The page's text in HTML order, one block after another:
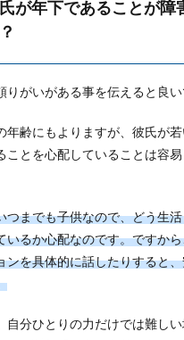
す。 高砂の装花はもちろん
るポイントやマナーを
が年下であることが障
りがいがある事を伝えると良い
年齢にもよりますが、彼氏が
ことを心配していることは容
つまでも子供なので、どう生
いるか心配なのです。ですか
ンを具体的に話したりすると
自分ひとりの力だけでは難しい